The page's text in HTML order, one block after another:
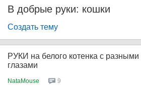
В добрые руки: кошки
Создать тему
РУКИ на белого котенка с разными
глазами
NataMouse 9